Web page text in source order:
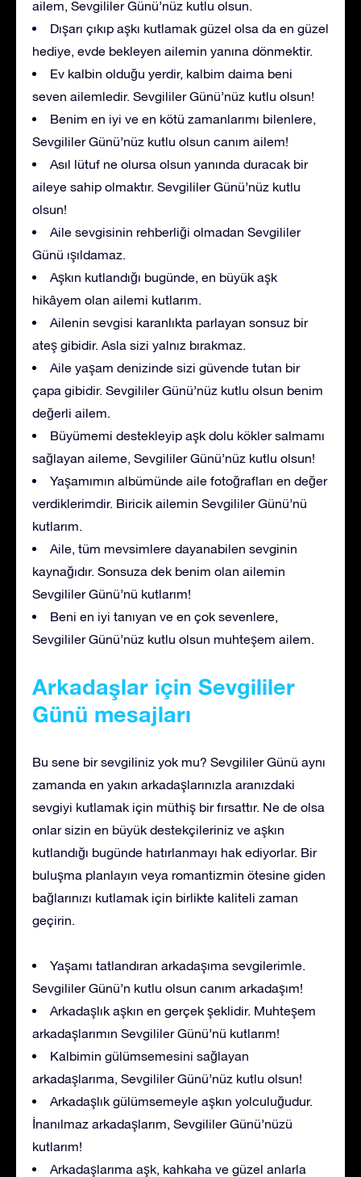
ailem, Sevgililer Günü’nüz kutlu olsun.
Dışarı çıkıp aşkı kutlamak güzel olsa da en güzel
hediye, evde bekleyen ailemin yanına dönmektir.
Ev kalbin olduğu yerdir, kalbim daima beni
seven ailemledir. Sevgililer Günü’nüz kutlu olsun!
Benim en iyi ve en kötü zamanlarımı bilenlere,
Sevgililer Günü’nüz kutlu olsun canım ailem!
Asıl lütuf ne olursa olsun yanında duracak bir
aileye sahip olmaktır. Sevgililer Günü’nüz kutlu
olsun!
Aile sevgisinin rehberliği olmadan Sevgililer
Günü ışıldamaz.
Aşkın kutlandığı bugünde, en büyük aşk
hikâyem olan ailemi kutlarım.
Ailenin sevgisi karanlıkta parlayan sonsuz bir
ateş gibidir. Asla sizi yalnız bırakmaz.
Aile yaşam denizinde sizi güvende tutan bir
çapa gibidir. Sevgililer Günü’nüz kutlu olsun benim
değerli ailem.
Büyümemi destekleyip aşk dolu kökler salmamı
sağlayan aileme, Sevgililer Günü’nüz kutlu olsun!
Yaşamımın albümünde aile fotoğrafları en değer
verdiklerimdir. Biricik ailemin Sevgililer Günü’nü
kutlarım.
Aile, tüm mevsimlere dayanabilen sevginin
kaynağıdır. Sonsuza dek benim olan ailemin
Sevgililer Günü’nü kutlarım!
Beni en iyi tanıyan ve en çok sevenlere,
Sevgililer Günü’nüz kutlu olsun muhteşem ailem.
Arkadaşlar için Sevgililer
Günü mesajları
Bu sene bir sevgiliniz yok mu? Sevgililer Günü aynı
zamanda en yakın arkadaşlarınızla aranızdaki
sevgiyi kutlamak için müthiş bir fırsattır. Ne de olsa
onlar sizin en büyük destekçileriniz ve aşkın
kutlandığı bugünde hatırlanmayı hak ediyorlar. Bir
buluşma planlayın veya romantizmin ötesine giden
bağlarınızı kutlamak için birlikte kaliteli zaman
geçirin.
Yaşamı tatlandıran arkadaşıma sevgilerimle.
Sevgililer Günü’n kutlu olsun canım arkadaşım!
Arkadaşlık aşkın en gerçek şeklidir. Muhteşem
arkadaşlarımın Sevgililer Günü’nü kutlarım!
Kalbimin gülümsemesini sağlayan
arkadaşlarıma, Sevgililer Günü’nüz kutlu olsun!
Arkadaşlık gülümsemeyle aşkın yolculuğudur.
İnanılmaz arkadaşlarım, Sevgililer Günü’nüzü
kutlarım!
Arkadaşlarıma aşk, kahkaha ve güzel anlarla